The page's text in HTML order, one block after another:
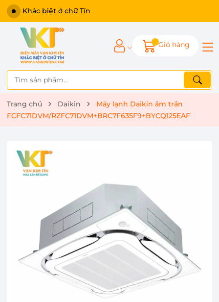
Khác biệt ở chữ Tín
Giỏ hàng
Trang chủ Daikin
Máy lạnh Daikin âm trần
FCFC71DVM/RZFC71DVM+BRC7F635F9+BYCQ125EAF